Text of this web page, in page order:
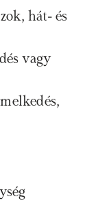
hát- és
vagy